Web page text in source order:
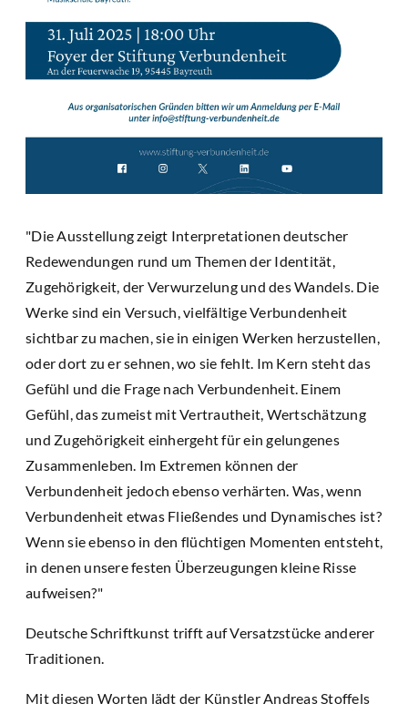
"Die Ausstellung zeigt Interpretationen deutscher
Redewendungen rund um Themen der Identität,
Zugehörigkeit, der Verwurzelung und des Wandels. Die
Werke sind ein Versuch, vielfältige Verbundenheit
sichtbar zu machen, sie in einigen Werken herzustellen,
oder dort zu er sehnen, wo sie fehlt. Im Kern steht das
Gefühl und die Frage nach Verbundenheit. Einem
Gefühl, das zumeist mit Vertrautheit, Wertschätzung
und Zugehörigkeit einhergeht für ein gelungenes
Zusammenleben. Im Extremen können der
Verbundenheit jedoch ebenso verhärten. Was, wenn
Verbundenheit etwas Fließendes und Dynamisches ist?
Wenn sie ebenso in den flüchtigen Momenten entsteht,
in denen unsere festen Überzeugungen kleine Risse
aufweisen?"
Deutsche Schriftkunst trifft auf Versatzstücke anderer
Traditionen.
Mit diesen Worten lädt der Künstler Andreas Stoffels